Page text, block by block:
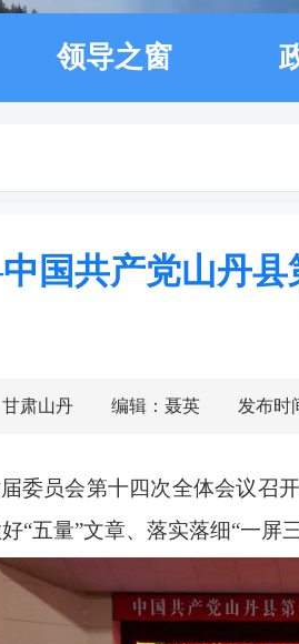
领导之窗
共产党山丹县
肃山丹 编辑：聂英 发布时
委员会第十四次全体会议召
“五量”文章、落实落细“一